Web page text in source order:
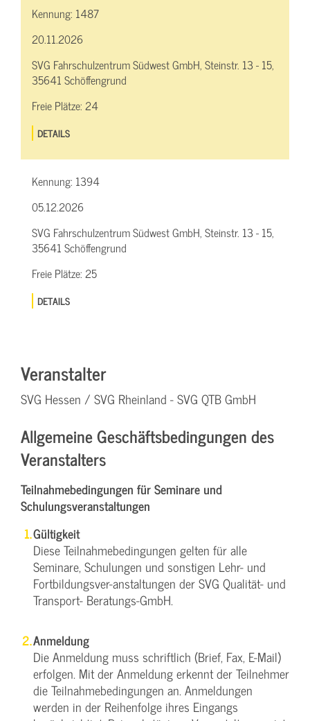
Kennung: 1487
20.11.2026
SVG Fahrschulzentrum Südwest GmbH, Steinstr. 13 - 15,
35641 Schöffengrund
Freie Plätze:24
DETAILS
Kennung: 1394
05.12.2026
SVG Fahrschulzentrum Südwest GmbH, Steinstr. 13 - 15,
35641 Schöffengrund
Freie Plätze:25
DETAILS
Veranstalter
SVG Hessen / SVG Rheinland - SVG QTB GmbH
Allgemeine Geschäftsbedingungen des
Veranstalters
Teilnahmebedingungen für Seminare und
Schulungsveranstaltungen
Gültigkeit
Diese Teilnahmebedingungen gelten für alle
Seminare, Schulungen und sonstigen Lehr- und
Fortbildungsver-anstaltungen der SVG Qualität- und
Transport- Beratungs-GmbH.
Anmeldung
Die Anmeldung muss schriftlich (Brief, Fax, E-Mail)
erfolgen. Mit der Anmeldung erkennt der Teilnehmer
die Teilnahmebedingungen an. Anmeldungen
werden in der Reihenfolge ihres Eingangs